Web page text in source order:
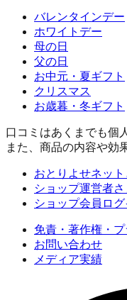
バレンタインデー
ホワイトデー
母の日
父の日
お中元・夏ギフト
クリスマス
お歳暮・冬ギフト
口コミはあくまでも個
また、商品の内容や効
おとりよせネット
ショップ運営者
ショップ会員ログ
免責・著作権・
お問い合わせ
メディア実績